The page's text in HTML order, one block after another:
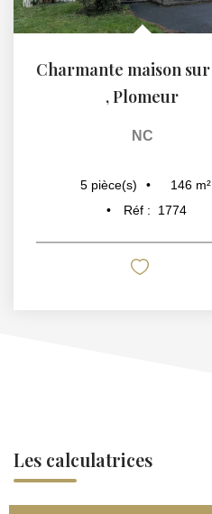
,Plomeur
NC
5 pièce(s) 146 m²
Réf :
1774
Les calculatrices